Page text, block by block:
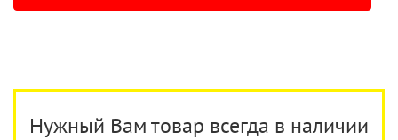
Нужный Вам товар всегда в наличии